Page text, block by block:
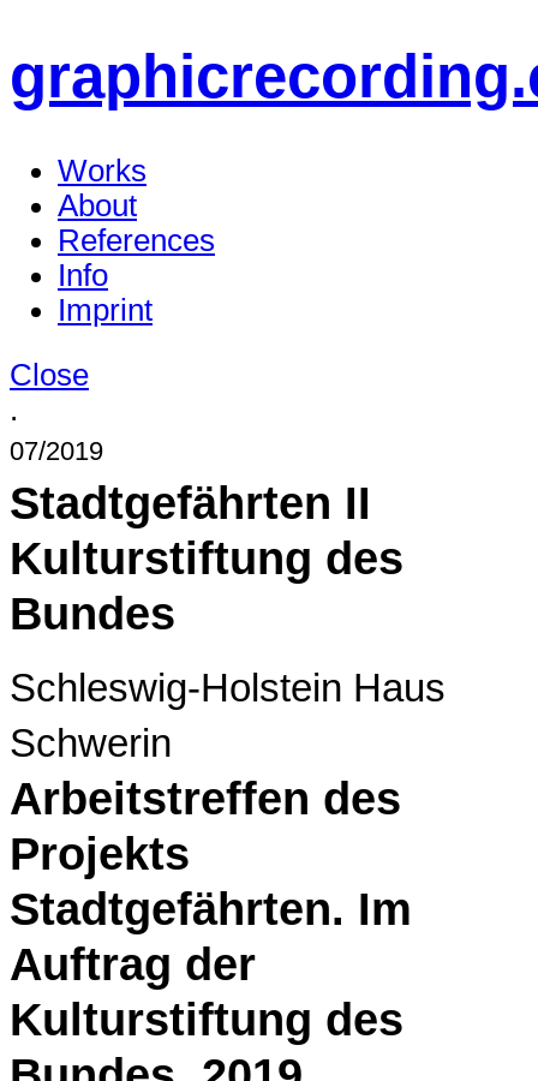
Works
About
References
Info
Imprint
Close
.
07/2019
Stadtgefährten II
Kulturstiftung des
Bundes
Schleswig-Holstein Haus
Schwerin
Arbeitstreffen des
Projekts
Stadtgefährten. Im
Auftrag der
Kulturstiftung des